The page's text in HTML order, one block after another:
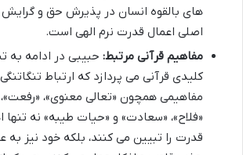
های بالقوه انسان در پذیرش حق و گرایش
اصلی اعمال قدرت نرم الهی است.
مفاهیم قرآنی مرتبط: حبیبی در ادامه به
کلیدی قرآنی می پردازد که ارتباط
مفاهیمی همچون «تعالی معنوی»، «رفعت»،
«فلاح»، «سعادت» و «حیات طیبه» نه تنها
قدرت را تبیین می کنند، بلکه خود نیز به